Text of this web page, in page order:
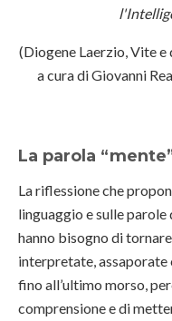
(Diogene Laerzio, Vite
a cura di Giovanni
La parola
La riflessione che
linguaggio e sulle parole
hanno bisogno di
interpretate, assaporate
fino all’ultimo morso,
comprensione e di